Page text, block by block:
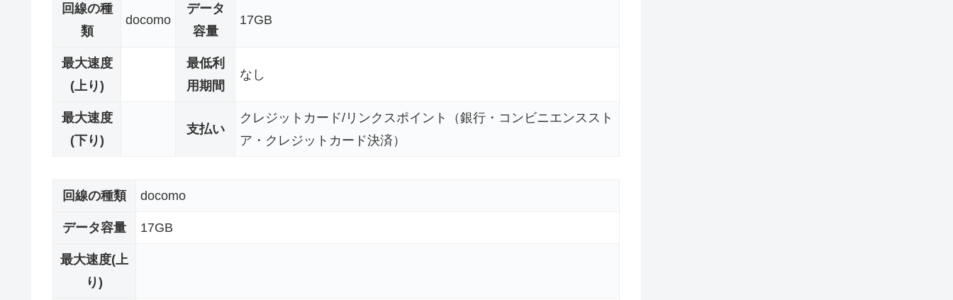
回線の種
類
docomo
データ
容量
17GB
最大速度
(上り)
最低利
用期間
なし
最大速度
(下り)
支払い
クレジットカード/リンクスポイント（銀行・コンビニエンススト
ア・クレジットカード決済）
回線の種類 docomo
データ容量 17GB
最大速度(上
り)